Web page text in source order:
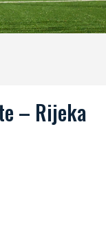
– Rijeka